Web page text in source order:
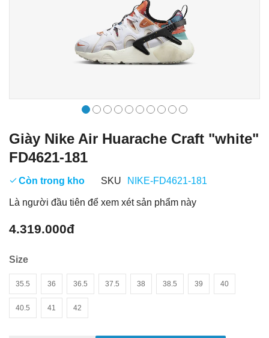
Giày Nike Air Huarache Craft "white"
FD4621-181
Còn trong kho SKU NIKE-FD4621-181
Là người đầu tiên để xem xét sản phẩm này
4.319.000đ
Size
35.5 36 36.5 37.5 38 38.5 39 40
40.5 41 42